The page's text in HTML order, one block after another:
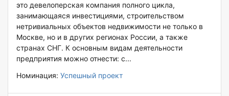
это девелоперская компания полного цикла,
занимающаяся инвестициями, строительством
нетривиальных объектов недвижимости не только в
Москве, но и в других регионах России, а также
странах СНГ. К основным видам деятельности
предприятия можно отнести: с...
Номинация: Успешный проект